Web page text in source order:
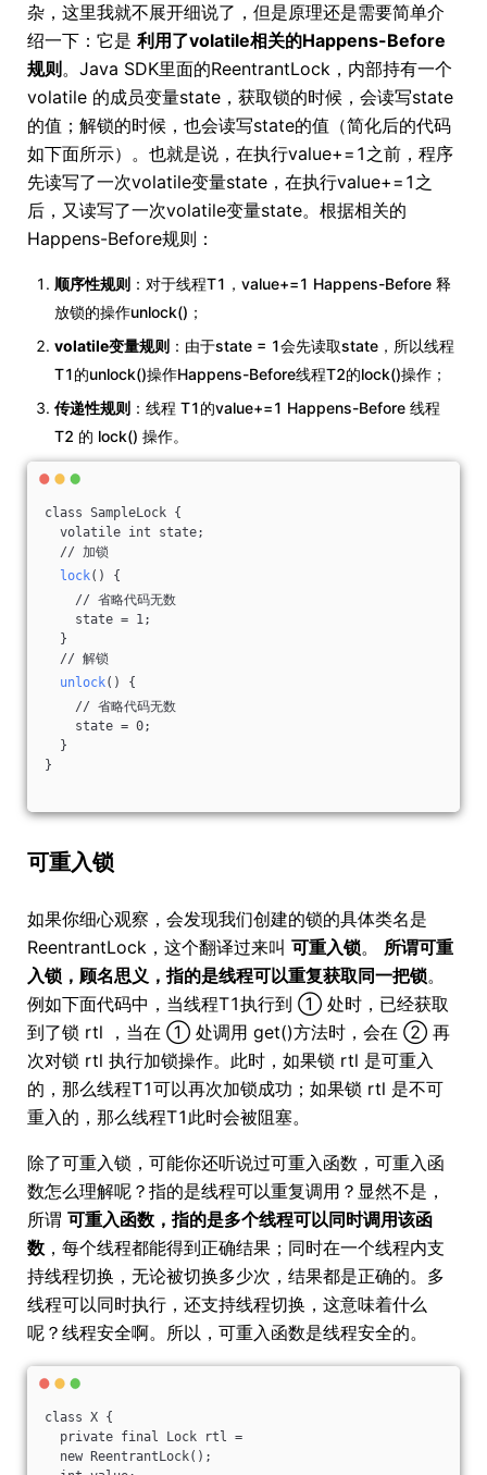
杂，这里我就不展开细说了，但是原理还是需要简单介
绍一下：它是 利用了volatile相关的Happens-Before
规则 。Java SDK里面的ReentrantLock，内部持有一个
volatile 的成员变量state，获取锁的时候，会读写state
的值；解锁的时候，也会读写state的值（简化后的代码
如下面所示）。也就是说，在执行value+=1之前，程序
先读写了一次volatile变量state，在执行value+=1之
后，又读写了一次volatile变量state。根据相关的
Happens-Before规则：
顺序性规则 ：对于线程T1，value+=1 Happens-Before 释
放锁的操作unlock()；
volatile变量规则 ：由于state = 1会先读取state，所以线程
T1的unlock()操作Happens-Before线程T2的lock()操作；
传递性规则 ：线程 T1的value+=1 Happens-Before 线程
T2 的 lock() 操作。
class SampleLock {
volatile int state;
// 加锁
lock() {
// 省略代码无数
state = 1;
}
// 解锁
unlock() {
// 省略代码无数
state = 0;
}
}
可重入锁
如果你细心观察，会发现我们创建的锁的具体类名是
ReentrantLock，这个翻译过来叫 可重入锁。 所谓可重
入锁，顾名思义，指的是线程可以重复获取同一把锁。
例如下面代码中，当线程T1执行到 ① 处时，已经获取
到了锁 rtl ，当在 ① 处调用 get()方法时，会在 ② 再
次对锁 rtl 执行加锁操作。此时，如果锁 rtl 是可重入
的，那么线程T1可以再次加锁成功；如果锁 rtl 是不可
重入的，那么线程T1此时会被阻塞。
除了可重入锁，可能你还听说过可重入函数，可重入函
数怎么理解呢？指的是线程可以重复调用？显然不是，
所谓 可重入函数，指的是多个线程可以同时调用该函
数 ，每个线程都能得到正确结果；同时在一个线程内支
持线程切换，无论被切换多少次，结果都是正确的。多
线程可以同时执行，还支持线程切换，这意味着什么
呢？线程安全啊。所以，可重入函数是线程安全的。
class X {
private final Lock rtl =
new ReentrantLock();